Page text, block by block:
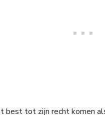
best tot zijn recht komen